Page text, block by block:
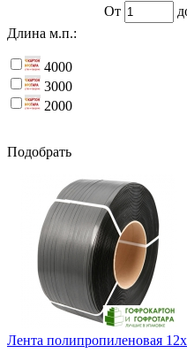
От
Длина м.п.:
4000
3000
2000
Подобрать
Лента полипропиленовая